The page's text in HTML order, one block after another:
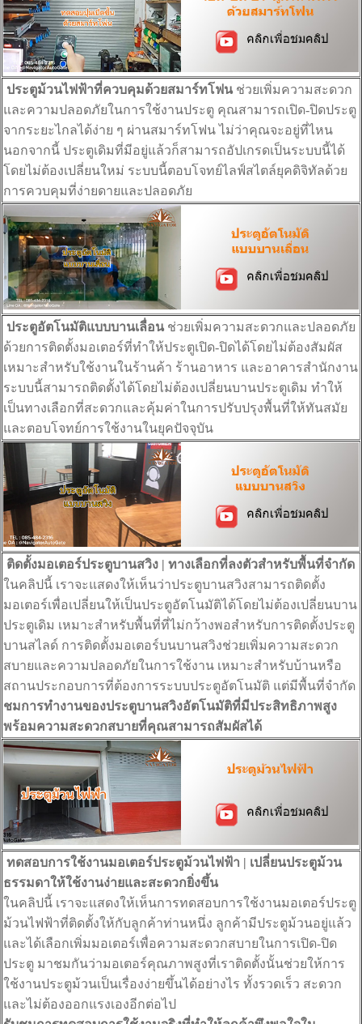
ประตูม้วนไฟฟ้าที่ควบคุมด้วยสมาร์ทโฟน ช่วยเพิ่มความสะดวก
และความปลอดภัยในการใช้งานประตู คุณสามารถเปิด-ปิดประตู
จากระยะไกลได้ง่าย ๆ ผ่านสมาร์ทโฟน ไม่ว่าคุณจะอยู่ที่ไหน
นอกจากนี้ ประตูเดิมที่มีอยู่แล้วก็สามารถอัปเกรดเป็นระบบนี้ได้
โดยไม่ต้องเปลี่ยนใหม่ ระบบนี้ตอบโจทย์ไลฟ์สไตล์ยุคดิจิทัลด้วย
การควบคุมที่ง่ายดายและปลอดภัย
ประตูอัตโนมัติแบบบานเลื่อน ช่วยเพิ่มความสะดวกและปลอดภัย
ด้วยการติดตั้งมอเตอร์ที่ทำให้ประตูเปิด-ปิดได้โดยไม่ต้องสัมผัส
เหมาะสำหรับใช้งานในร้านค้า ร้านอาหาร และอาคารสำนักงาน
ระบบนี้สามารถติดตั้งได้โดยไม่ต้องเปลี่ยนบานประตูเดิม ทำให้
เป็นทางเลือกที่สะดวกและคุ้มค่าในการปรับปรุงพื้นที่ให้ทันสมัย
และตอบโจทย์การใช้งานในยุคปัจจุบัน
ติดตั้งมอเตอร์ประตูบานสวิง | ทางเลือกที่ลงตัวสำหรับพื้นที่จำกัด
ในคลิปนี้ เราจะแสดงให้เห็นว่าประตูบานสวิงสามารถติดตั้ง
มอเตอร์เพื่อเปลี่ยนให้เป็นประตูอัตโนมัติได้โดยไม่ต้องเปลี่ยนบาน
ประตูเดิม เหมาะสำหรับพื้นที่ที่ไม่กว้างพอสำหรับการติดตั้งประตู
บานสไลด์ การติดตั้งมอเตอร์บนบานสวิงช่วยเพิ่มความสะดวก
สบายและความปลอดภัยในการใช้งาน เหมาะสำหรับบ้านหรือ
สถานประกอบการที่ต้องการระบบประตูอัตโนมัติ แต่มีพื้นที่จำกัด
ชมการทำงานของประตูบานสวิงอัตโนมัติที่มีประสิทธิภาพสูง
พร้อมความสะดวกสบายที่คุณสามารถสัมผัสได้
ทดสอบการใช้งานมอเตอร์ประตูม้วนไฟฟ้า | เปลี่ยนประตูม้วน
ธรรมดาให้ใช้งานง่ายและสะดวกยิ่งขึ้น
ในคลิปนี้ เราจะแสดงให้เห็นการทดสอบการใช้งานมอเตอร์ประตู
ม้วนไฟฟ้าที่ติดตั้งให้กับลูกค้าท่านหนึ่ง ลูกค้ามีประตูม้วนอยู่แล้ว
และได้เลือกเพิ่มมอเตอร์เพื่อความสะดวกสบายในการเปิด-ปิด
ประตู มาชมกันว่ามอเตอร์คุณภาพสูงที่เราติดตั้งนั้นช่วยให้การ
ใช้งานประตูม้วนเป็นเรื่องง่ายขึ้นได้อย่างไร ทั้งรวดเร็ว สะดวก
และไม่ต้องออกแรงเองอีกต่อไป